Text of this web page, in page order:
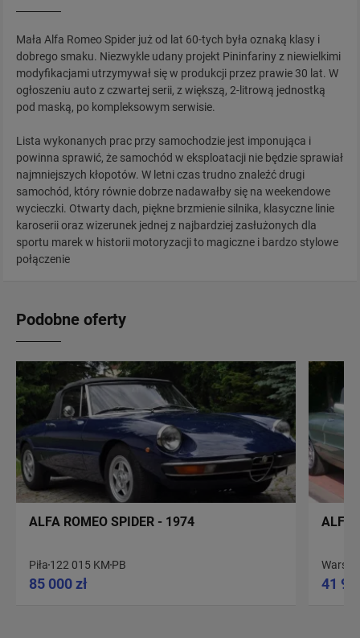
Mała Alfa Romeo Spider już od lat 60-tych była oznaką klasy i
dobrego smaku. Niezwykle udany projekt Pininfariny z niewielkimi
modyfikacjami utrzymywał się w produkcji przez prawie 30 lat. W
ogłoszeniu auto z czwartej serii, z większą, 2-litrową jednostką
pod maską, po kompleksowym serwisie.
Lista wykonanych prac przy samochodzie jest imponująca i
powinna sprawić, że samochód w eksploatacji nie będzie sprawiał
najmniejszych kłopotów. W letni czas trudno znaleźć drugi
samochód, który równie dobrze nadawałby się na weekendowe
wycieczki. Otwarty dach, piękne brzmienie silnika, klasyczne linie
karoserii oraz wizerunek jednej z najbardziej zasłużonych dla
sportu marek w historii motoryzacji to magiczne i bardzo stylowe
połączenie
Podobne oferty
ALFA ROMEO SPIDER - 1974
Piła 122 015 KM PB
85 000 zł
ALFA
41